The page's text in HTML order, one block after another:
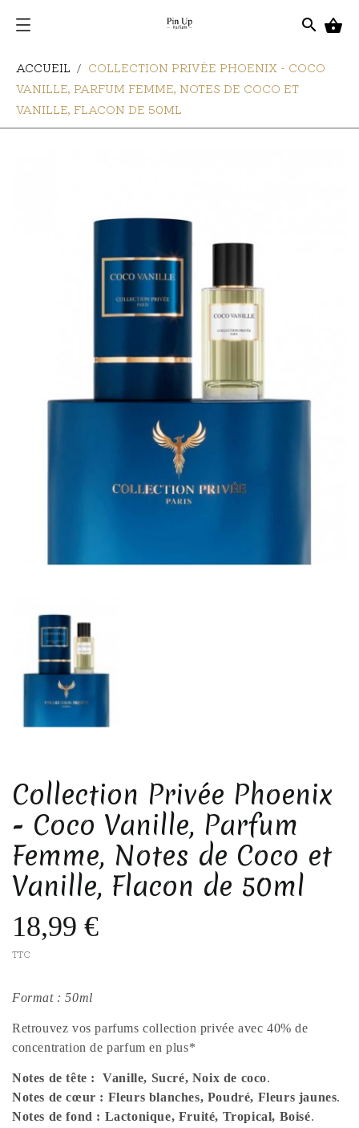

search
ACCUEIL
COLLECTION PRIVÉE PHOENIX - COCO
VANILLE, PARFUM FEMME, NOTES DE COCO ET
VANILLE, FLACON DE 50ML
Collection Privée Phoenix
- Coco Vanille, Parfum
Femme, Notes de Coco et
Vanille, Flacon de 50ml
18,99 €
TTC
Format : 50ml
Retrouvez vos parfums collection privée avec 40% de
concentration de parfum en plus*
Notes de tête : Vanille, Sucré, Noix de coco.
Notes de cœur : Fleurs blanches, Poudré, Fleurs jaunes.
Notes de fond : Lactonique, Fruité, Tropical, Boisé.